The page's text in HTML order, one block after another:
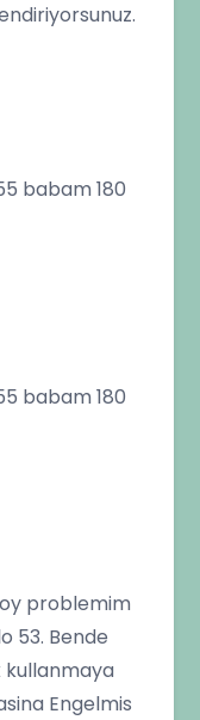
babam 180
babam 180
problemim
53. Bende
kullanmaya
Engelmis